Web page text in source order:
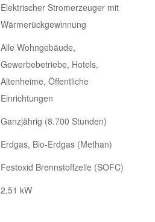
Elektrischer Stromerzeuger mit
Wärmerückgewinnung
Alle Wohngebäude,
Gewerbebetriebe, Hotels,
Altenheime, Öffentliche
Einrichtungen
Ganzjährig (8.700 Stunden)
Erdgas, Bio-Erdgas (Methan)
Festoxid Brennstoffzelle (SOFC)
2,51 kW